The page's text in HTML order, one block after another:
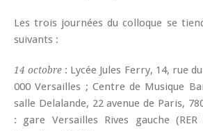
Les trois journées du colloque se
suivants :
14 octobre : Lycée Jules Ferry, 14, rue
000 Versailles ; Centre de Musique
salle Delalande, 22 avenue de Paris,
: gare Versailles Rives gauche